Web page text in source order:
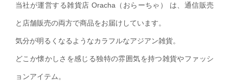
当社が運営する雑貨店 Oracha（おらーちゃ） は、通信販売
と店舗販売の両方で商品をお届けしています。
気分が明るくなるようなカラフルなアジアン雑貨。
どこか懐かしさを感じる独特の雰囲気を持つ雑貨やファッシ
ョンアイテム。